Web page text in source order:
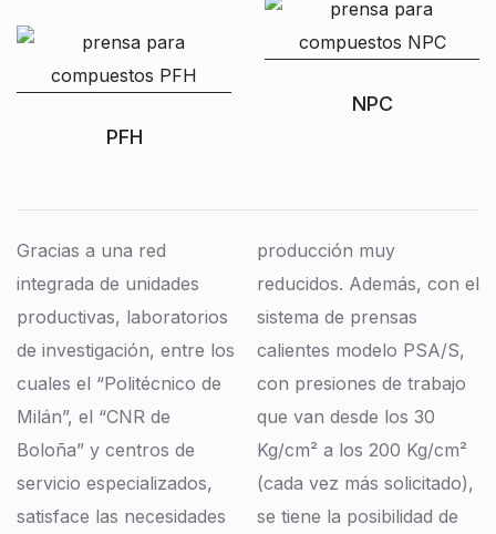
NPC
PFH
Gracias a una red
integrada de unidades
productivas, laboratorios
de investigación, entre los
cuales el “Politécnico de
Milán”, el “CNR de
Boloña” y centros de
servicio especializados,
satisface las necesidades
producción muy
reducidos. Además, con el
sistema de prensas
calientes modelo PSA/S,
con presiones de trabajo
que van desde los 30
Kg/cm² a los 200 Kg/cm²
(cada vez más solicitado),
se tiene la posibilidad de